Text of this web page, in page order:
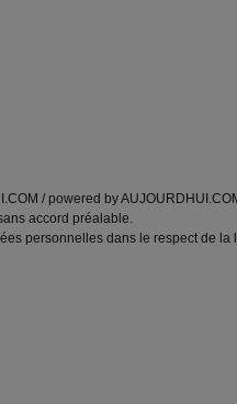
/ powered by
accord préalable.
personnelles dans le respect de